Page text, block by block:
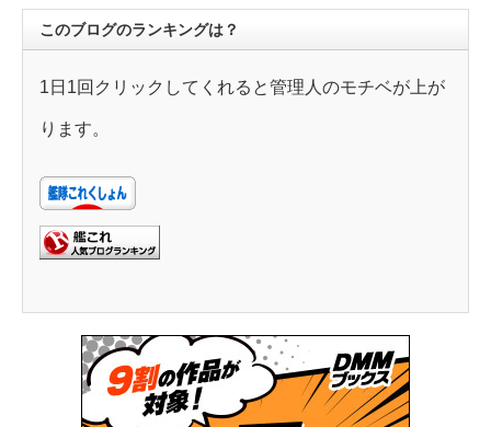
このブログのランキングは？
1日1回クリックしてくれると管理人のモチベが上が
ります。